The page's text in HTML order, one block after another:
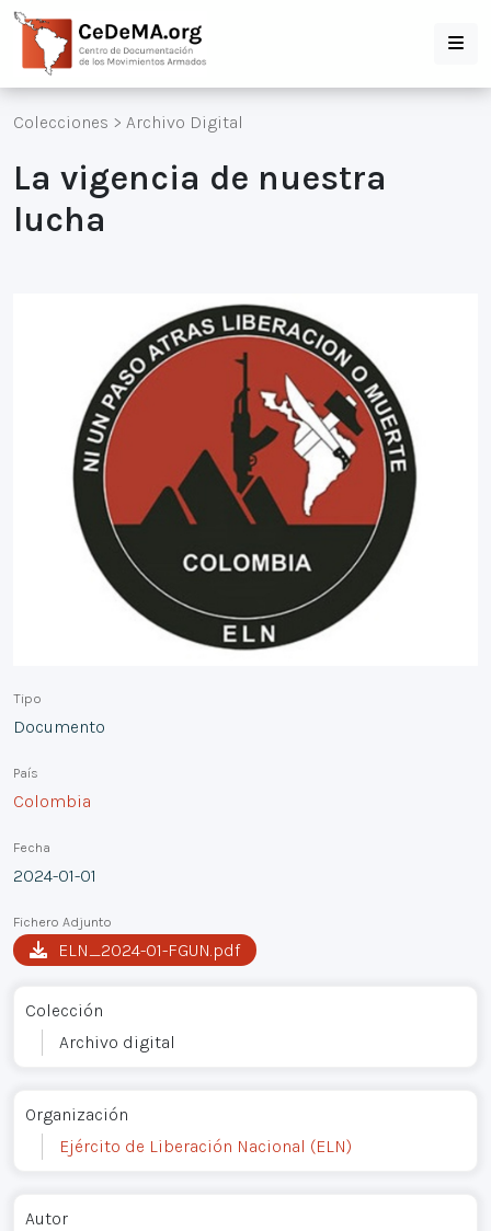
Colecciones > Archivo Digital
La vigencia de nuestra
lucha
Tipo
Documento
País
Colombia
Fecha
2024-01-01
Fichero Adjunto
ELN_2024-01-FGUN.pdf
Colección
Archivo digital
Organización
Ejército de Liberación Nacional (ELN)
Autor